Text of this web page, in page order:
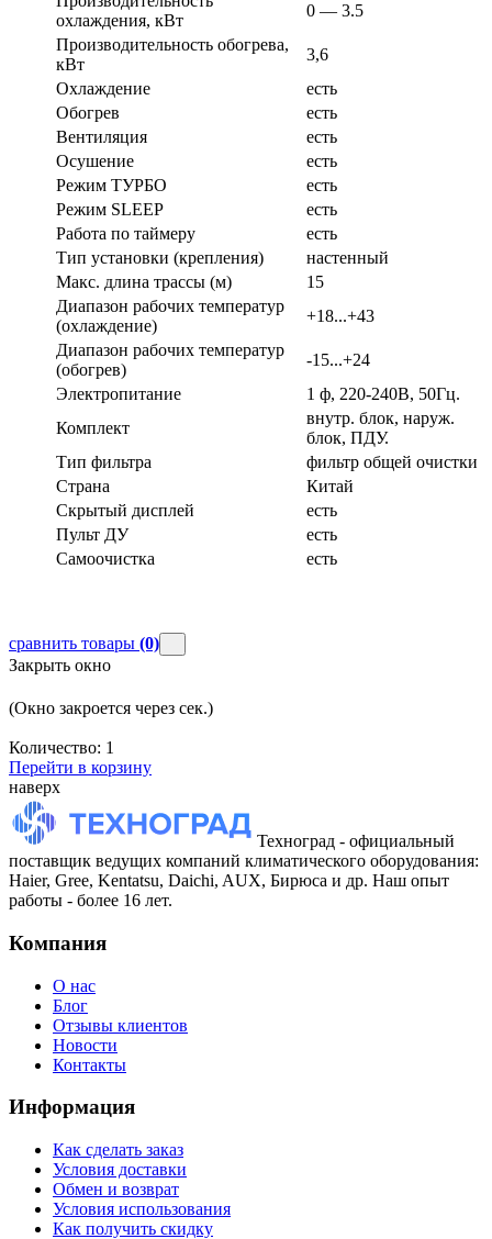
охлаждения, кВт
0 — 3.5
Производительность обогрева,
кВт
3,6
Охлаждение
есть
Обогрев
есть
Вентиляция
есть
Осушение
есть
Режим ТУРБО
есть
Режим SLEEP
есть
Работа по таймеру
есть
Тип установки (крепления)
настенный
Макс. длина трассы (м)
15
Диапазон рабочих температур
(охлаждение)
+18...+43
Диапазон рабочих температур
(обогрев)
-15...+24
Электропитание
1 ф, 220-240В, 50Гц.
Комплект
внутр. блок, наруж.
блок, ПДУ.
Тип фильтра
фильтр общей очистки
Страна
Китай
Скрытый дисплей
есть
Пульт ДУ
есть
Самоочистка
есть
сравнить товары (0)
Закрыть окно
(Окно закроется через сек.)
Количество: 1
Перейти в корзину
наверх
Техноград - официальный
поставщик ведущих компаний климатического оборудования:
Haier, Gree, Kentatsu, Daichi, AUX, Бирюса и др. Наш опыт
работы - более 16 лет.
Компания
О нас
Блог
Отзывы клиентов
Новости
Контакты
Информация
Как сделать заказ
Условия доставки
Обмен и возврат
Условия использования
Как получить скидку